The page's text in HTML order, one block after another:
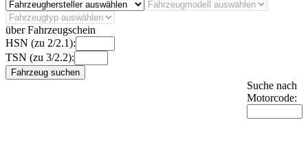
über Fahrzeugschein
HSN (zu 2/2.1):
TSN (zu 3/2.2):
Fahrzeug suchen
Suche nach
Motorcode: